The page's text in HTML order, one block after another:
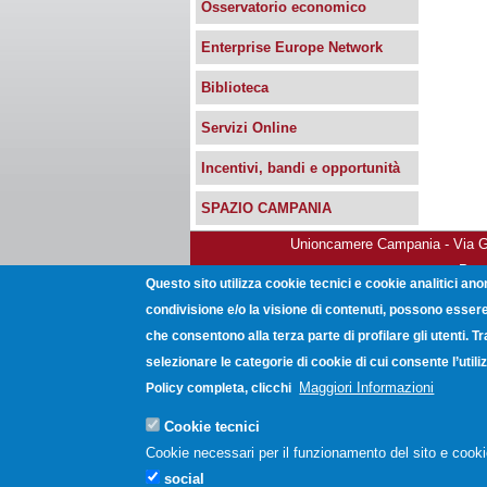
Osservatorio economico
Enterprise Europe Network
Biblioteca
Servizi Online
Incentivi, bandi e opportunità
SPAZIO CAMPANIA
Unioncamere Campania - Via
Questo sito utilizza cookie tecnici e cookie analitici
condivisione e/o la visione di contenuti, possono
che consentono alla terza parte di profilare gli utenti.
selezionare le categorie di cookie di cui consente
Policy completa, clicchi Maggiori Informazioni
Cookie tecnici
Cookie necessari per il funzionamento del sito e
social